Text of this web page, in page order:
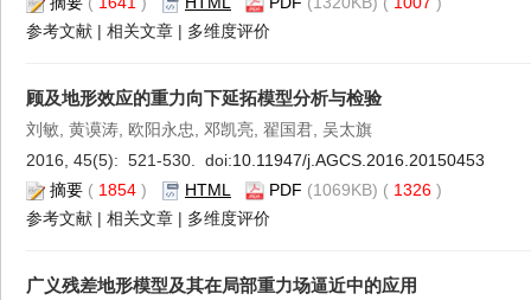
参考文献 | 相关文章 | 多维度评价
顾及地形效应的重力向下延拓模型分析与检验
刘敏, 黄谟涛, 欧阳永忠, 邓凯亮, 翟国君, 吴太旗
2016, 45(5): 521-530. doi:10.11947/j.AGCS.2016.20150453
摘要 ( 1854 ) HTML PDF (1069KB) ( 1326 )
参考文献 | 相关文章 | 多维度评价
广义残差地形模型及其在局部重力场逼近中的应用